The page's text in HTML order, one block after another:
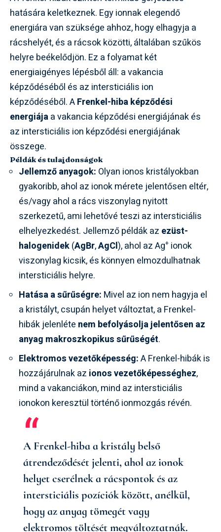
hatására keletkeznek. Egy ionnak elegendő
energiára van szüksége ahhoz, hogy elhagyja a
rácshelyét, és a rácsok közötti, általában szűkös
helyre beékelődjön. Ez a folyamat két
energiaigényes lépésből áll: a vakancia
képződéséből és az intersticiális ion
képződéséből. AFrenkel-hiba képződési
energiájaa vakancia képződési energiájának és
az intersticiális ion képződési energiájának
összege.
Példák és tulajdonságok
Jellemző anyagok: Olyan ionos kristályokban
gyakoribb, ahol az ionok mérete jelentősen eltér,
és/vagy ahol a rács viszonylag nyitott
szerkezetű, ami lehetővé teszi az intersticiális
elhelyezkedést. Jellemző példák az ezüst-
halogenidek(AgBr,AgCl), ahol az Ag+ ionok
viszonylag kicsik, és könnyen elmozdulhatnak
intersticiális helyre.
Hatása a sűrűségre: Mivel az ion nem hagyja el
a kristályt, csupán helyet változtat, a Frenkel-
hibák jelenléte nem befolyásolja jelentősen az
anyag makroszkopikus sűrűségét.
Elektromos vezetőképesség:A Frenkel-hibák is
hozzájárulnak az ionos vezetőképességhez,
mind a vakanciákon, mind az intersticiális
ionokon keresztül történő ionmozgás révén.
A Frenkel-hiba a kristály belső
átrendeződését jelenti, ahol az ionok
helyet cserélnek a rácspontok és az
intersticiális pozíciók között, anélkül,
hogy az anyag tömegét vagy
elektromos töltését megváltoztatnák.